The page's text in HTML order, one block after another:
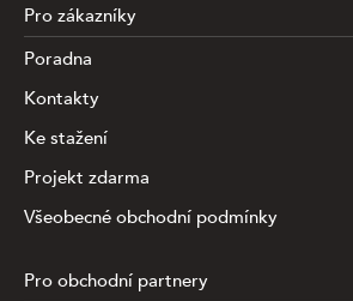
Pro zákazníky
Poradna
Kontakty
Ke stažení
Projekt zdarma
Všeobecné obchodní podmínky
Pro obchodní partnery